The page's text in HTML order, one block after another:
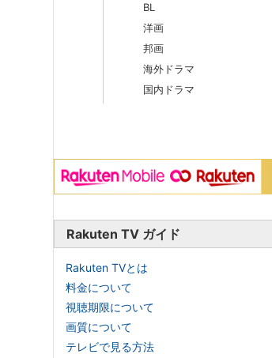
BL
洋画
邦画
海外ドラマ
国内ドラマ
Rakuten TV ガイド
Rakuten TVとは
料金について
視聴期限について
画質について
テレビで見る方法